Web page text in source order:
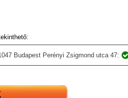
Budapest Perényi Zsigmond utca 47: